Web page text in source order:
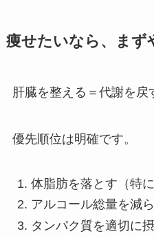
痩せたいなら、まず
肝臓を整える＝代謝を戻
優先順位は明確です。
体脂肪を落とす（特に
アルコール総量を減
タンパク質を適切に